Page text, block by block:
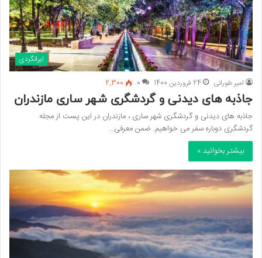
ایرانگردی
امیر طورانی 24 فروردین 1400 0
2,300
جاذبه های دیدنی و گردشگری شهر ساری مازندران
جاذبه های دیدنی و گردشگری شهر ساری ، مازندران در این پست از مجله
گردشگری دوباره سفر می خواهیم. ضمن معرفی…
بیشتر بخوانید »